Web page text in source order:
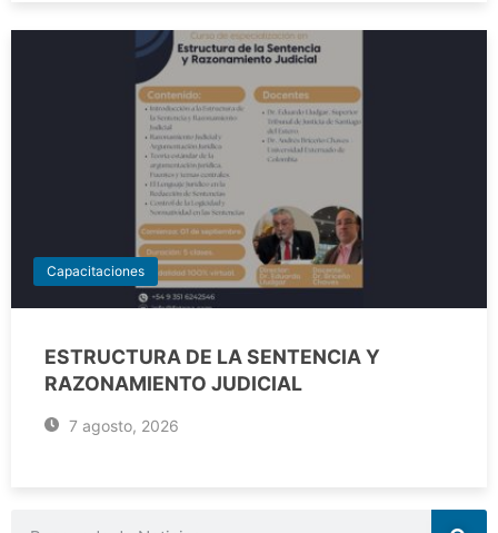
Capacitaciones
ESTRUCTURA DE LA SENTENCIA Y
RAZONAMIENTO JUDICIAL
7 agosto, 2026